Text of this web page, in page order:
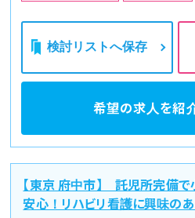
検討リストへ保存
希望の求人を紹
【東京 府中市】 託児所完備
安心！リハビリ看護に興味のあ